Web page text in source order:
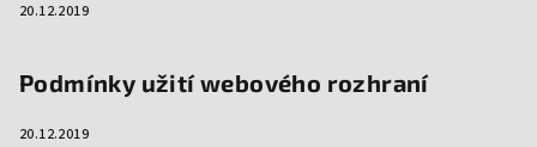
20.12.2019
Podmínky užití webového rozhraní
20.12.2019